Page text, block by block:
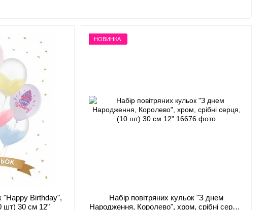
"Happy Birthday",
шт) 30 см 12"
НОВИНКА
Набір повітряних кульок "З днем
Народження, Королево", хром, срібні серця,